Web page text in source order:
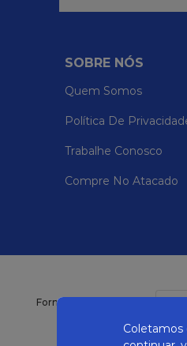
SOBRE NÓS
Quem Somos
Política De
Trabalhe Conosco
Compre No Atacado
Formas de pagamento
Coletamos